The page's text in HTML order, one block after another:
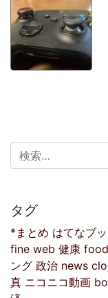
検索:
タグ
*まとめ はてなブ
fine web 健康 food
ング 政治 news
真 ニコニコ動画